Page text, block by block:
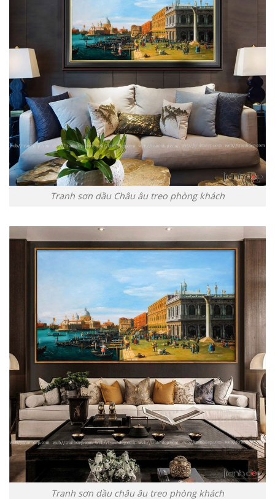
Tranh sơn dầu Châu âu treo phòng khách
Tranh sơn dầu châu âu treo phòng khách